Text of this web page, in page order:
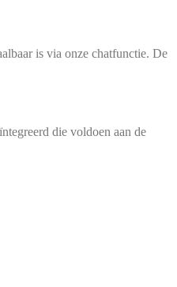
is via onze chat­func­tie. De
die vol­doen aan de